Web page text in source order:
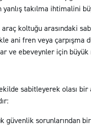
takılma ihtimalini
koltuğu arasındaki
ani fren veya çarpışma
ve ebeveynler için büyük
sabitleyerek olası
güvenlik sorunlarından